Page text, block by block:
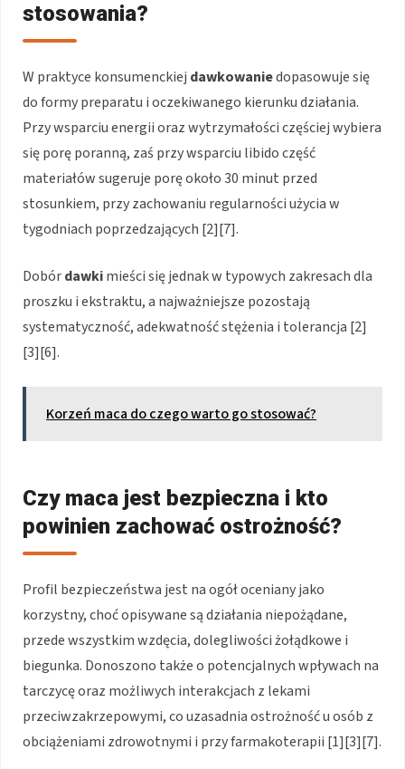
stosowania?
W praktyce konsumenckiej dawkowaniedopasowuje się
do formy preparatu i oczekiwanego kierunku działania.
Przy wsparciu energii oraz wytrzymałości częściej wybiera
się porę poranną, zaś przy wsparciu libido część
materiałów sugeruje porę około 30 minut przed
stosunkiem, przy zachowaniu regularności użycia w
tygodniach poprzedzających [2][7].
Dobórdawkimieści się jednak w typowych zakresach dla
proszku i ekstraktu, a najważniejsze pozostają
systematyczność, adekwatność stężenia i tolerancja [2]
[3][6].
Korzeń maca do czego warto go stosować?
Czy maca jest bezpieczna i kto
powinien zachować ostrożność?
Profil bezpieczeństwa jest na ogół oceniany jako
korzystny, choć opisywane są działania niepożądane,
przede wszystkim wzdęcia, dolegliwości żołądkowe i
biegunka. Donoszono także o potencjalnych wpływach na
tarczycę oraz możliwych interakcjach z lekami
przeciwzakrzepowymi, co uzasadnia ostrożność u osób z
obciążeniami zdrowotnymi i przy farmakoterapii [1][3][7].